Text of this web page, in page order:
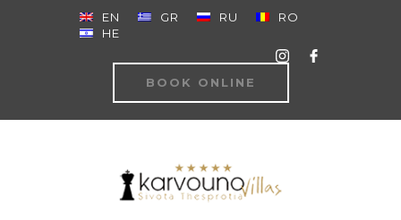
EN GR RU
RO
HE
BOOK ONLINE